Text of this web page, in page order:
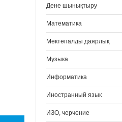
Дене шынықтыру
Математика
Мектепалды даярлық
Музыка
Информатика
Иностранный язык
ИЗО, черчение